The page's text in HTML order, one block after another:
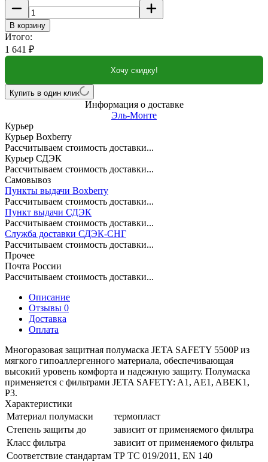
В корзину
Итого:
1 641 ₽
Хочу скидку!
Купить в один клик
Информация о доставке
Эль-Монте
Курьер
Курьер Boxberry
Рассчитываем стоимость доставки...
Курьер СДЭК
Рассчитываем стоимость доставки...
Самовывоз
Пункты выдачи Boxberry
Рассчитываем стоимость доставки...
Пункт выдачи СДЭК
Рассчитываем стоимость доставки...
Служба доставки СДЭК-СНГ
Рассчитываем стоимость доставки...
Прочее
Почта России
Рассчитываем стоимость доставки...
Описание
Отзывы 0
Доставка
Оплата
Многоразовая защитная полумаска JETA SAFETY 5500P из
мягкого гипоаллергенного материала, обеспечивающая
высокий уровень комфорта и надежную защиту. Полумаска
применяется с фильтрами JETA SAFETY: A1, AE1, ABEK1,
P3.
Характеристики
Материал полумаски
термопласт
Степень защиты до
зависит от применяемого фильтра
Класс фильтра
зависит от применяемого фильтра
Соответствие стандартам ТР ТС 019/2011, EN 140